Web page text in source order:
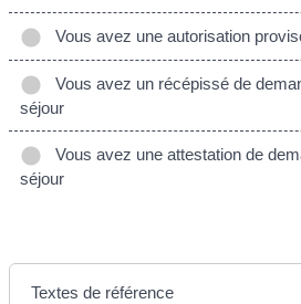
Vous avez une autorisation
Vous avez un récépissé de
séjour
Vous avez une attestation de
séjour
Textes de référence